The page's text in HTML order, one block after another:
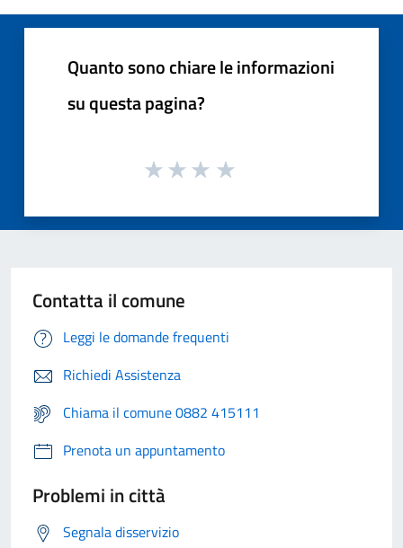
Quanto sono chiare le informazioni
su questa pagina?
Contatta il comune
Leggi le domande frequenti
Richiedi Assistenza
Chiama il comune 0882 415111
Prenota un appuntamento
Problemi in città
Segnala disservizio